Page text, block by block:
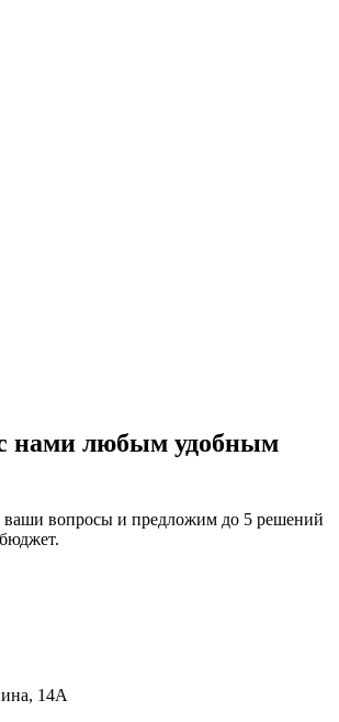
нами любым удобным
вопросы и предложим до 5 решений
14А